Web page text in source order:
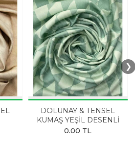
DOLUNAY & TENSEL
KUMAŞ YEŞİL DESENLİ
0.00 TL
❯